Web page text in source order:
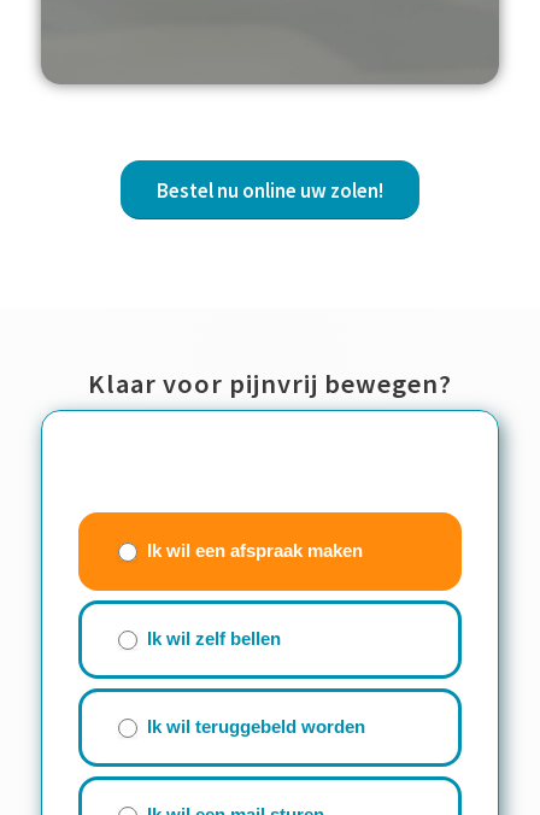
Bestel nu online uw zolen!
Klaar voor pijnvrij bewegen?
Contactwizzard
(beknopt
formulier)
Ik wil een afspraak maken
Ik wil zelf bellen
Ik wil teruggebeld worden